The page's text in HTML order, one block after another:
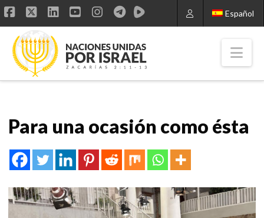
Español
Facebook
X LinkedIn
YouTube
Instagram
Para una ocasión como ésta